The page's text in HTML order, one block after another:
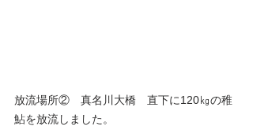
放流場所②　真名川大橋　直下に120㎏の稚
鮎を放流しました。